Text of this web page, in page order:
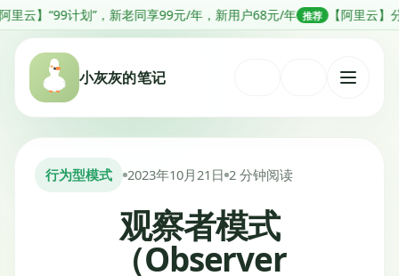
跳
转
划”，新老同享99元/年，新用户68元/年 推荐 【阿里云】分钟级部署
小灰灰的笔记
打
行为型模式 2023年10月21日 2 分钟阅读
观察者模式
（Observer